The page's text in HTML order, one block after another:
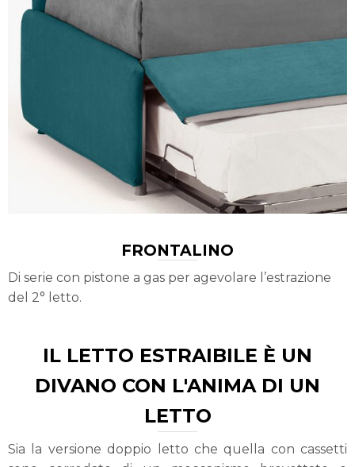
FRONTALINO
Di serie con pistone a gas per agevolare l’estrazione
del 2° letto.
IL LETTO ESTRAIBILE È UN
DIVANO CON L'ANIMA DI UN
LETTO
Sia la versione doppio letto che quella con cassetti